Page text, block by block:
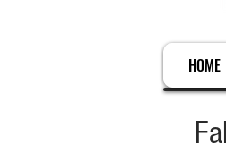
HOME